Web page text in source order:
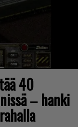
40
– hanki